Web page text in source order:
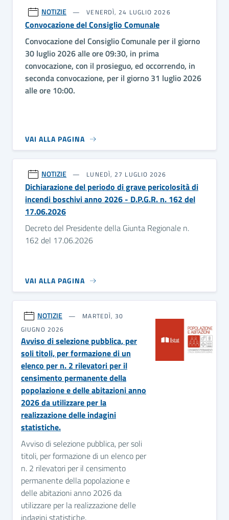
NOTIZIE VENERDÌ, 24 LUGLIO 2026
Convocazione del Consiglio Comunale
Convocazione del Consiglio Comunale per il giorno
30 luglio 2026 alle ore 09:30, in prima
convocazione, con il prosieguo, ed occorrendo, in
seconda convocazione, per il giorno 31 luglio 2026
alle ore 10:00.
VAI ALLA PAGINA
NOTIZIE LUNEDÌ, 27 LUGLIO 2026
Dichiarazione del periodo di grave pericolosità di
incendi boschivi anno 2026 - D.P.G.R. n. 162 del
17.06.2026
Decreto del Presidente della Giunta Regionale n.
162 del 17.06.2026
VAI ALLA PAGINA
NOTIZIE
MARTEDÌ, 30
GIUGNO 2026
Avviso di selezione pubblica, per
soli titoli, per formazione di un
elenco per n. 2 rilevatori per il
censimento permanente della
popolazione e delle abitazioni anno
2026 da utilizzare per la
realizzazione delle indagini
statistiche.
Avviso di selezione pubblica, per soli
titoli, per formazione di un elenco per
n. 2 rilevatori per il censimento
permanente della popolazione e
delle abitazioni anno 2026 da
utilizzare per la realizzazione delle
indagini statistiche.